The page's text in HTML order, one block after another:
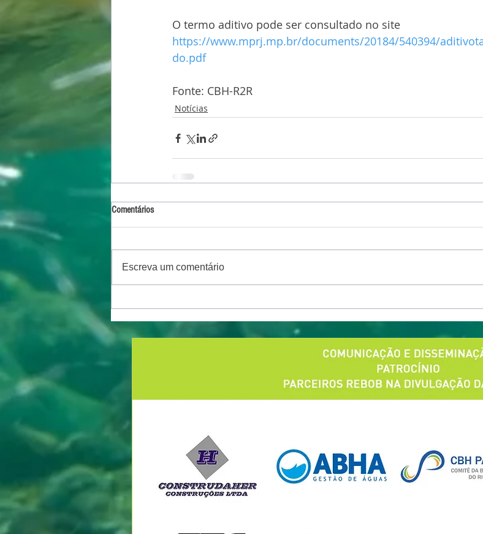
O termo aditivo pode ser consultado no site
https://www.mprj.mp.br/documents/20184/540394/
do.pdf
Fonte: CBH-R2R
Notícias
Comentários
Escreva um comentário